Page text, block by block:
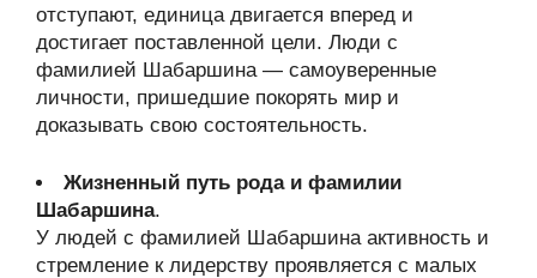
отступают, единица двигается вперед и
достигает поставленной цели. Люди с
фамилией Шабаршина — самоуверенные
личности, пришедшие покорять мир и
доказывать свою состоятельность.
Жизненный путь рода и фамилии
Шабаршина.
У людей с фамилией Шабаршина активность и
стремление к лидерству проявляется с малых